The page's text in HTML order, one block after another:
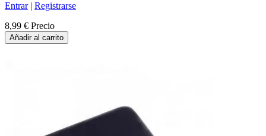
Entrar| Registrarse
8,99 € Precio
Añadir al carrito